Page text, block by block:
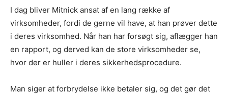
I dag bliver Mitnick ansat af en lang række af
virksomheder, fordi de gerne vil have, at han prøver dette
i deres virksomhed. Når han har forsøgt sig, aflægger han
en rapport, og derved kan de store virksomheder se,
hvor der er huller i deres sikkerhedsprocedure.
Man siger at forbrydelse ikke betaler sig, og det gør det